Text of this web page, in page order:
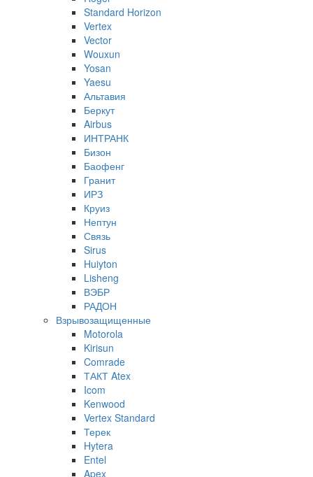
Standard Horizon
Vertex
Vector
Wouxun
Yosan
Yaesu
Альтавия
Беркут
Airbus
ИНТРАНК
Бизон
Баофенг
Гранит
ИРЗ
Круиз
Нептун
Связь
Sirus
Huiyton
Lisheng
ВЭБР
РАДОН
Взрывозащищенные
Motorola
Kirisun
Comrade
ТАКТ Atex
Icom
Kenwood
Vertex Standard
Терек
Hytera
Entel
Apex